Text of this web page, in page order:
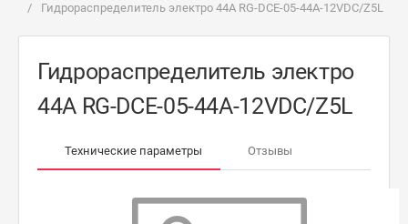
Гидрораспределитель электро 44A RG-DCE-05-44A-12VDC/Z5L
Гидрораспределитель электро
44A RG-DCE-05-44A-12VDC/Z5L
Технические параметры Отзывы